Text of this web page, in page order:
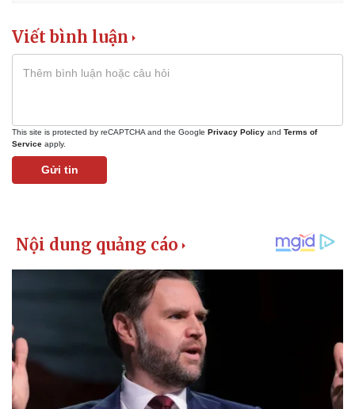
Viết bình luận
This site is protected by reCAPTCHA and the Google Privacy Policy and Terms of
Service apply.
Gửi tin